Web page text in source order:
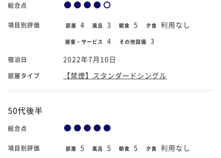
総合点
項目別評価 部屋 4 風呂 3 朝食 5 夕食 利用なし
接客・サービス 4 その他設備 3
宿泊日 2022年7月10日
部屋タイプ 【禁煙】スタンダードシングル
50代後半
総合点
項目別評価 部屋 5 風呂 5 朝食 5 夕食 利用なし